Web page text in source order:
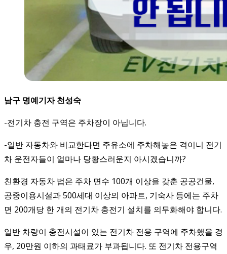
남구 명예기자 천성숙
-전기차 충전 구역은 주차장이 아닙니다.
-일반 자동차와 비교한다면 주유소에 주차해놓은 격이니 전기
차 운전자들이 얼마나 당황스러운지 아시겠습니까?
친환경 자동차 법은 주차 면수 100개 이상을 갖춘 공공건물,
공중이용시설과 500세대 이상의 아파트, 기숙사 등에는 주차
면 200개당 한 개의 전기차 충전기 설치를 의무화해야 합니다.
일반 차량이 충전시설이 있는 전기차 전용 구역에 주차했을 경
우, 20만원 이하의 과태료가 부과됩니다. 또 전기차 전용구역